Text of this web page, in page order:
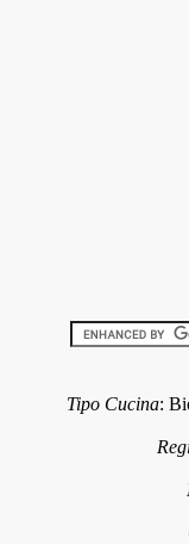
Tipo Cucina: